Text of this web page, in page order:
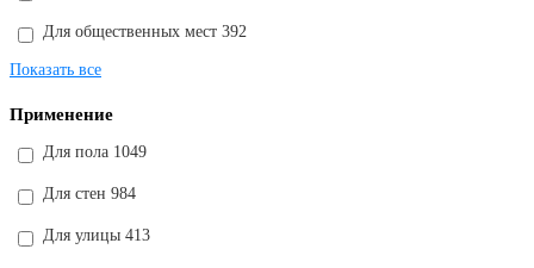
Для общественных мест 392
Показать все
Применение
Для пола 1049
Для стен 984
Для улицы 413